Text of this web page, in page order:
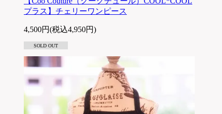
プラス】チェリーワンピース
4,500円(税込4,950円)
SOLD OUT